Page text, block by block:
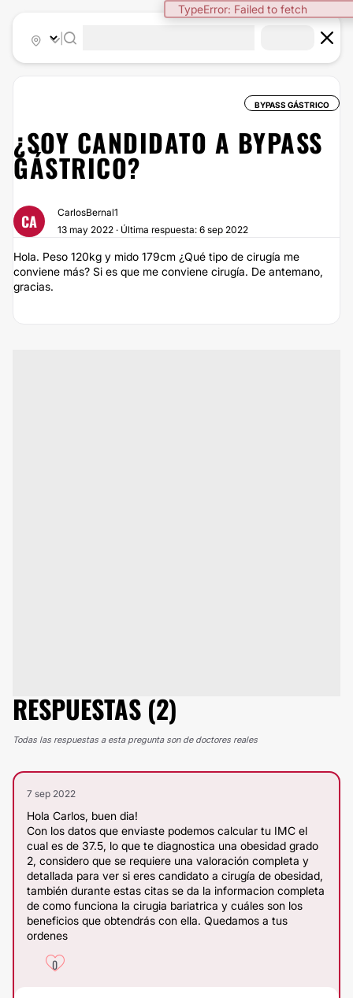
TypeError: Failed to fetch
BYPASS GÁSTRICO
¿SOY CANDIDATO A BYPASS
GÁSTRICO?
CA
CarlosBernal1
13 may 2022 · Última respuesta: 6 sep 2022
Hola. Peso 120kg y mido 179cm ¿Qué tipo de cirugía me
conviene más? Si es que me conviene cirugía. De antemano,
gracias.
RESPUESTAS (2)
Todas las respuestas a esta pregunta son de doctores reales
7 sep 2022
Hola Carlos, buen dia!
Con los datos que enviaste podemos calcular tu IMC el
cual es de 37.5, lo que te diagnostica una obesidad grado
2, considero que se requiere una valoración completa y
detallada para ver si eres candidato a cirugía de obesidad,
también durante estas citas se da la informacion completa
de como funciona la cirugia bariatrica y cuáles son los
beneficios que obtendrás con ella. Quedamos a tus
ordenes
0